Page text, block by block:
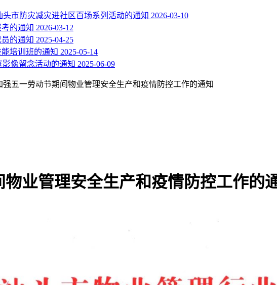
头市防灾减灾进社区百场系列活动的通知 2026-03-10
的通知 2026-03-12
的通知 2025-04-25
培训班的通知 2025-05-14
像留念活动的通知 2025-06-09
强五一劳动节期间物业管理安全生产和疫情防控工作的通知
业管理安全生产和疫情防控工作的